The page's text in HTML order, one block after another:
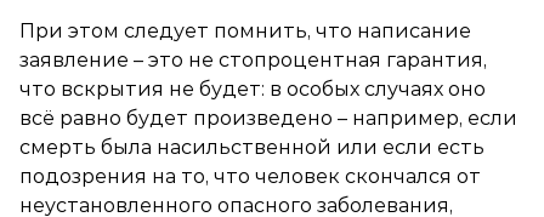
При этом следует помнить, что написание
заявление – это не стопроцентная гарантия,
что вскрытия не будет: в особых случаях оно
всё равно будет произведено – например, если
смерть была насильственной или если есть
подозрения на то, что человек скончался от
неустановленного опасного заболевания,